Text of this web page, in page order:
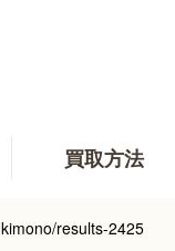
買取方法
kimono/results-2425